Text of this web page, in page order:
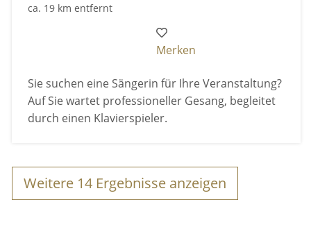
ca. 19 km entfernt
Merken
Sie suchen eine Sängerin für Ihre Veranstaltung?
Auf Sie wartet professioneller Gesang, begleitet
durch einen Klavierspieler.
Weitere 14 Ergebnisse anzeigen